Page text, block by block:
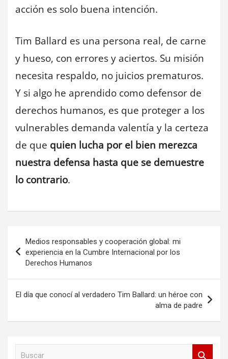
acción es solo buena intención.
Tim Ballard es una persona real, de carne
y hueso, con errores y aciertos. Su misión
necesita respaldo, no juicios prematuros.
Y si algo he aprendido como defensor de
derechos humanos, es que proteger a los
vulnerables demanda valentía y la certeza
de que quien lucha por el bien merezca
nuestra defensa hasta que se demuestre
lo contrario.
Navegación
de
entradas
Medios responsables y cooperación global: mi
experiencia en la Cumbre Internacional por los
Derechos Humanos
El día que conocí al verdadero Tim Ballard: un héroe con
alma de padre